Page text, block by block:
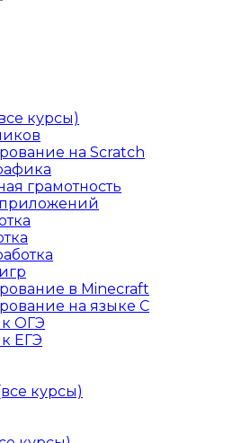
курсы)
на Scratch
грамотность
приложений
в Minecraft
на языке C
к ОГЭ
ЕГЭ
курсы)